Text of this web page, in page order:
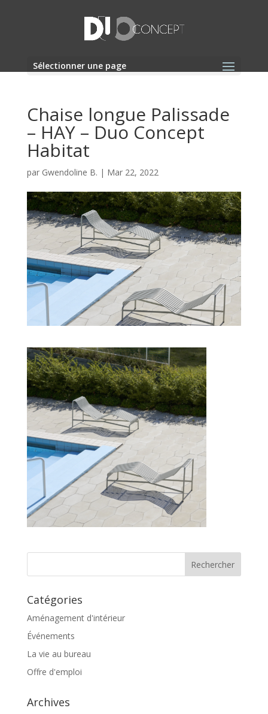
Sélectionner une page
Chaise longue Palissade
– HAY – Duo Concept
Habitat
par Gwendoline B. | Mar 22, 2022
Catégories
Aménagement d'intérieur
Événements
La vie au bureau
Offre d'emploi
Archives